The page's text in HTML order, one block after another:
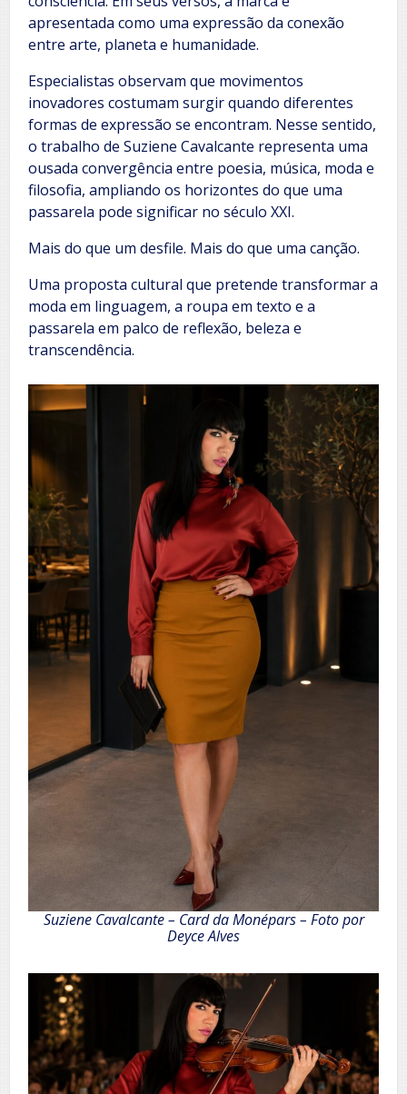
apresentada como uma expressão da conexão
entre arte, planeta e humanidade.
Especialistas observam que movimentos
inovadores costumam surgir quando diferentes
formas de expressão se encontram. Nesse sentido,
o trabalho de Suziene Cavalcante representa uma
ousada convergência entre poesia, música, moda e
filosofia, ampliando os horizontes do que uma
passarela pode significar no século XXI.
Mais do que um desfile. Mais do que uma canção.
Uma proposta cultural que pretende transformar a
moda em linguagem, a roupa em texto e a
passarela em palco de reflexão, beleza e
transcendência.
Suziene Cavalcante – Card da Monépars – Foto por
Deyce Alves